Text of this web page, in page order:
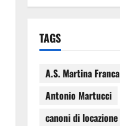
TAGS
A.S. Martina Franca
Antonio Martucci
canoni di locazione